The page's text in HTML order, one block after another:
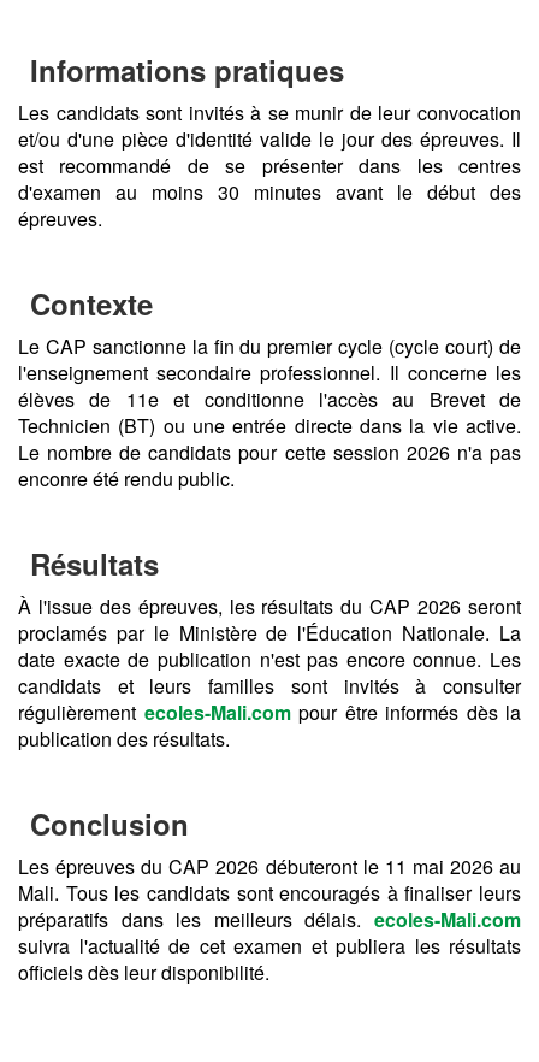
Informations pratiques
Les candidats sont invités à se munir de leur convocation
et/ou d'une pièce d'identité valide le jour des épreuves. Il
est recommandé de se présenter dans les centres
d'examen au moins 30 minutes avant le début des
épreuves.
Contexte
Le CAP sanctionne la fin du premier cycle (cycle court) de
l'enseignement secondaire professionnel. Il concerne les
élèves de 11e et conditionne l'accès au Brevet de
Technicien (BT) ou une entrée directe dans la vie active.
Le nombre de candidats pour cette session 2026 n'a pas
enconre été rendu public.
Résultats
À l'issue des épreuves, les résultats du CAP 2026 seront
proclamés par le Ministère de l'Éducation Nationale. La
date exacte de publication n'est pas encore connue. Les
candidats et leurs familles sont invités à consulter
régulièrement ecoles-Mali.compour être informés dès la
publication des résultats.
Conclusion
Les épreuves du CAP 2026 débuteront le 11 mai 2026 au
Mali. Tous les candidats sont encouragés à finaliser leurs
préparatifs dans les meilleurs délais. ecoles-Mali.com
suivra l'actualité de cet examen et publiera les résultats
officiels dès leur disponibilité.